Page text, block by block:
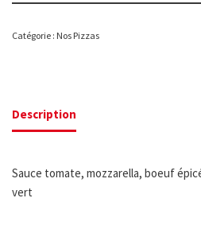
Catégorie : Nos Pizzas
Description
Sauce tomate, mozzarella, boeuf
vert